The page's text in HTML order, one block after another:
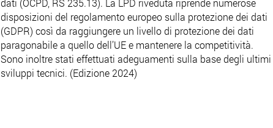
dati (OCPD, RS 235.13). La LPD riveduta riprende numerose
disposizioni del regolamento europeo sulla protezione dei dati
(GDPR) così da raggiungere un livello di protezione dei dati
paragonabile a quello dell’UE e mantenere la competitività.
Sono inoltre stati effettuati adeguamenti sulla base degli ultimi
sviluppi tecnici. (Edizione 2024)